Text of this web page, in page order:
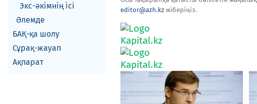
Экс-әкiмнiң iсi
Әлемде
БАҚ-қа шолу
Сұрақ-жауап
Ақпарат
editor@azh.kz жіберіңіз.